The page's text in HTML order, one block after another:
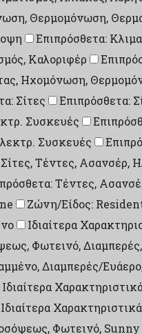
Θερμομόνωση,
Επιπρόσθετα:
Καλοριφέρ
Ηχομόνωση,
Σίτες Επιπρόσθετα:
Συσκευές
Συσκευές
Τέντες, Ασανσέρ,
Τέντες,
Ζώνη/Είδος:
Ιδιαίτερα
Φωτεινό,
Διαμπερές/
Ιδιαίτερα
Ιδιαίτερα
Φωτεινό, Sunny